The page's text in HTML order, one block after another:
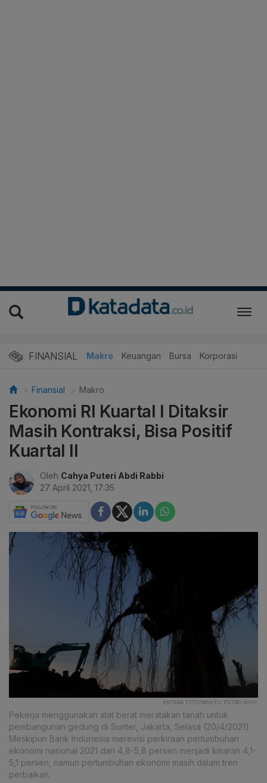
FINANSIAL Makro Keuangan Bursa Korporasi
Finansial Makro
Ekonomi RI Kuartal I Ditaksir
Masih Kontraksi, Bisa Positif
Kuartal II
Oleh Cahya Puteri Abdi Rabbi
27 April 2021, 17:35
ANTARA FOTO/WAHYU PUTRO A/HP.
Pekerja menggunakan alat berat meratakan tanah untuk
pembangunan gedung di Sunter, Jakarta, Selasa (20/4/2021).
Meskipun Bank Indonesia merevisi perkiraan pertumbuhan
ekonomi nasional 2021 dari 4,8-5,8 persen menjadi kisaran 4,1-
5,1 persen, namun pertumbuhan ekonomi masih dalam tren
perbaikan.